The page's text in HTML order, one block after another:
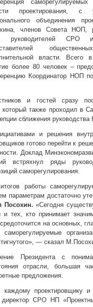
проектирования, с
объединения
членов Совета НОП,
руководителей СРО
власти. Всего
более 80 человек –
Координатор НОП
и гостей сразу
также проходил в
сближения
и решения
готово перейти к
Доклад
встряхнул ряды
саморегулирования.
работы
параметрам достаточно
Посохин. «Сегодня
и тех, кто принимает
на основных,
саморегулируемые
— сказал
Президента с
отрасли, большая
предложения.
каждому проектировщику
СРО НП